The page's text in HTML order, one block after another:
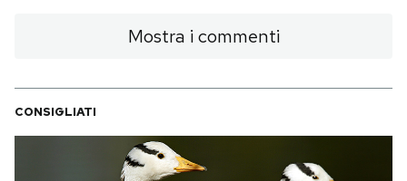
Mostra i commenti
CONSIGLIATI